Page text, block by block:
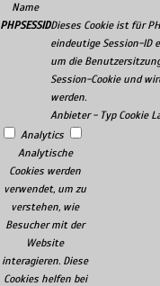
Name
PHPSESSIDDieses Cookie ist für
eindeutige Session-ID
um die
Session-Cookie und
werden.
Anbieter - Typ Cookie
Analytics
Analytische
Cookies werden
verwendet, um zu
verstehen, wie
Besucher mit der
Website
interagieren. Diese
Cookies helfen bei